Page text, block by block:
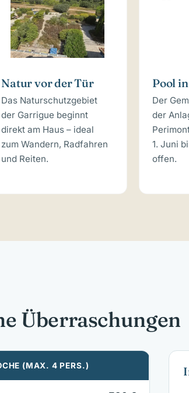
Natur vor der Tür
Das Naturschutzgebiet
der Garrigue beginnt
direkt am Haus – ideal
zum Wandern, Radfahren
und Reiten.
Pool
Der
der
1. Juni
offen.
Überraschungen
(MAX. 4 PERS.)